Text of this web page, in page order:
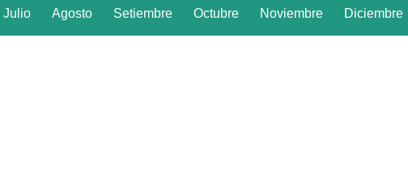
Julio Agosto Setiembre Octubre Noviembre Diciembre